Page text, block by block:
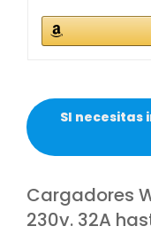
SI necesitas
Cargadores
230v. 32A